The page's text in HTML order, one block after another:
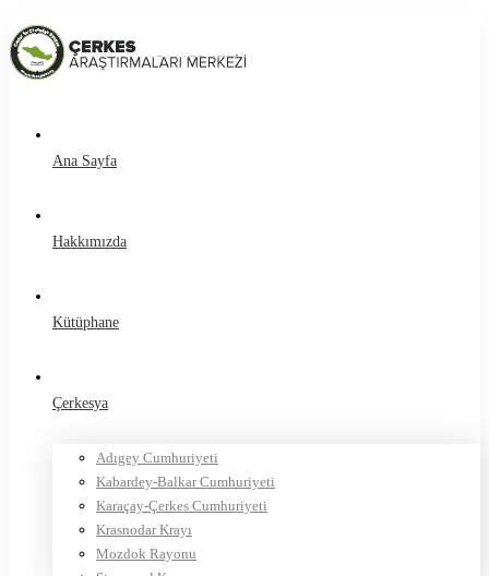
Ana Sayfa
Hakkımızda
Kütüphane
Çerkesya
Adıgey Cumhuriyeti
Kabardey-Balkar Cumhuriyeti
Karaçay-Çerkes Cumhuriyeti
Krasnodar Krayı
Mozdok Rayonu